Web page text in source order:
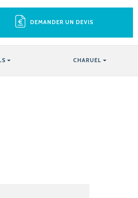
DEMANDER UN DEVIS
CHARUEL